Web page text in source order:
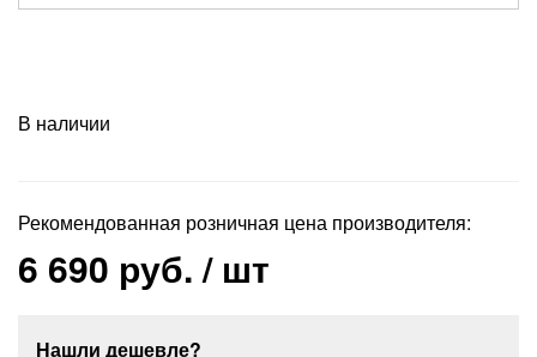
В наличии
Рекомендованная розничная цена производителя:
6 690 руб./ шт
Нашли дешевле?